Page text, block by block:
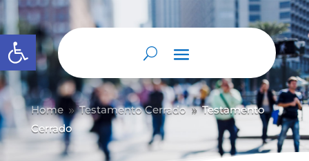
Abrir barra de herramientas
Home 9 Testamento Cerrado 9 Testamento
Cerrado